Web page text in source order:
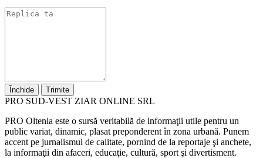
Închide Trimite
PRO SUD-VEST ZIAR ONLINE SRL
PRO Oltenia este o sursă veritabilă de informaţii utile pentru un
public variat, dinamic, plasat preponderent în zona urbană. Punem
accent pe jurnalismul de calitate, pornind de la reportaje şi anchete,
la informaţii din afaceri, educaţie, cultură, sport şi divertisment.